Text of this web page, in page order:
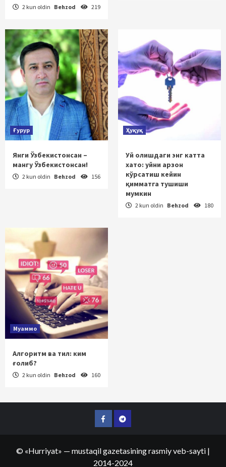
2 kun oldin Behzod 219
Ғурур
Янги Ўзбекистонсан –
мангу Ўзбекистонсан!
2 kun oldin Behzod 156
Ҳуқуқ
Уй олишдаги энг катта
хато: уйни арзон
кўрсатиш кейин
қимматга тушиши
мумкин
2 kun oldin Behzod 180
Муаммо
Алгоритм ва тил: ким
ғолиб?
2 kun oldin Behzod 160
FacebookTelegram
© «Hurriyat» — mustaqil gazetasining rasmiy veb-sayti |
2014-2024